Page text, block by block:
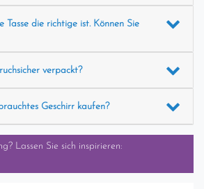
Tasse die richtige ist. Können Sie
verpackt?
Geschirr kaufen?
Lassen Sie sich inspirieren: